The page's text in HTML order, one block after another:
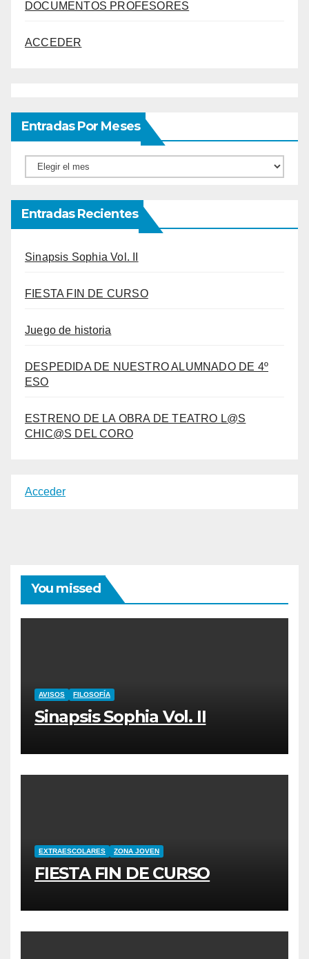
DOCUMENTOS PROFESORES
ACCEDER
Entradas Por Meses
Entradas
Entradas Recientes
Sinapsis Sophia Vol. II
FIESTA FIN DE CURSO
Juego de historia
DESPEDIDA DE NUESTRO ALUMNADO DE 4º
ESO
ESTRENO DE LA OBRA DE TEATRO L@S
CHIC@S DEL CORO
Acceder
You missed
AVISOS FILOSOFÍA
Sinapsis Sophia Vol. II
EXTRAESCOLARES ZONA JOVEN
FIESTA FIN DE CURSO